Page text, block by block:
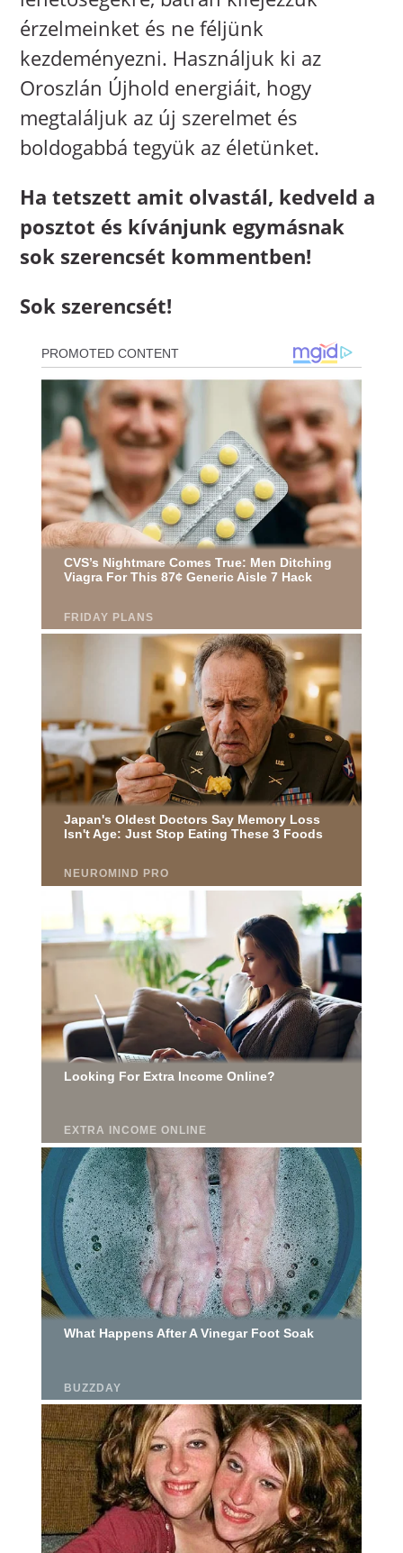
érzelmeinket és ne féljünk
kezdeményezni. Használjuk ki az
Oroszlán Újhold energiáit, hogy
megtaláljuk az új szerelmet és
boldogabbá tegyük az életünket.
Ha tetszett amit olvastál, kedveld a
posztot és kívánjunk egymásnak
sok szerencsét kommentben!
Sok szerencsét!